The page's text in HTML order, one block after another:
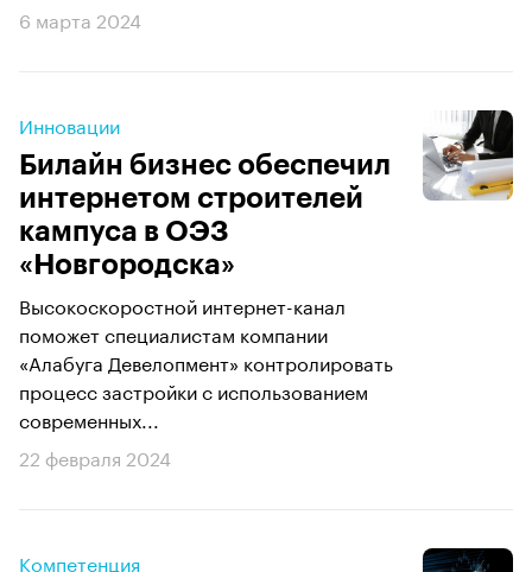
6 марта 2024
Инновации
Билайн бизнес обеспечил
интернетом строителей
кампуса в ОЭЗ
«Новгородска»
Высокоскоростной интернет-канал
поможет специалистам компании
«Алабуга Девелопмент» контролировать
процесс застройки с использованием
современных...
22 февраля 2024
Компетенция